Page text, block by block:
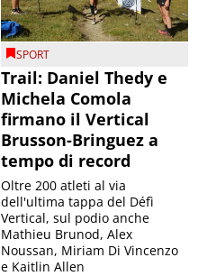
SPORT
Trail: Daniel Thedy e
Michela Comola
firmano il Vertical
Brusson-Bringuez a
tempo di record
Oltre 200 atleti al via
dell'ultima tappa del Défì
Vertical, sul podio anche
Mathieu Brunod, Alex
Noussan, Miriam Di Vincenzo
e Kaitlin Allen